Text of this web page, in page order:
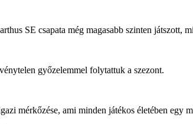
SE csapata még magasabb szinten játszott,
győzelemmel folytattuk a szezont.
mérkőzése, ami minden játékos életében egy